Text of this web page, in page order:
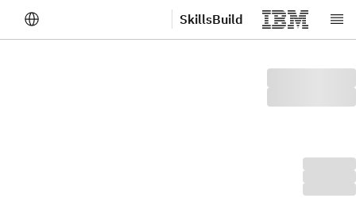
דלג לתוכן הראשי SkillsBuild